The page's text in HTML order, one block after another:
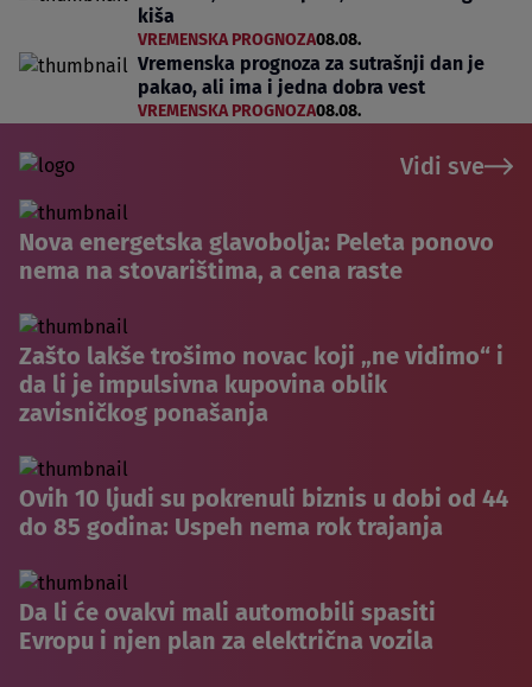
kiša
VREMENSKA PROGNOZA08.08.
Vremenska prognoza za sutrašnji dan je
pakao, ali ima i jedna dobra vest
VREMENSKA PROGNOZA08.08.
Vidi sve
Nova energetska glavobolja: Peleta ponovo
nema na stovarištima, a cena raste
Zašto lakše trošimo novac koji „ne vidimo“ i
da li je impulsivna kupovina oblik
zavisničkog ponašanja
Ovih 10 ljudi su pokrenuli biznis u dobi od 44
do 85 godina: Uspeh nema rok trajanja
Da li će ovakvi mali automobili spasiti
Evropu i njen plan za električna vozila